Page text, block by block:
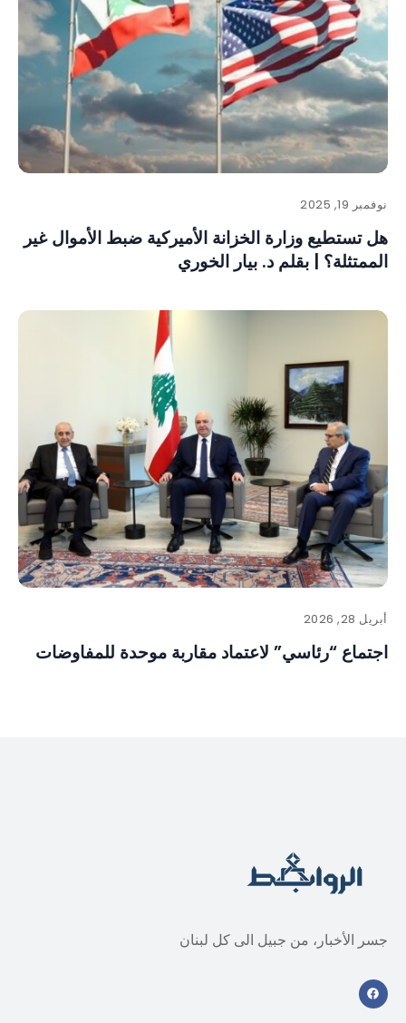
نوفمبر 19, 2025
هل تستطيع وزارة الخزانة الأميركية ضبط الأموال غير
الممتثلة؟ | بقلم د. بيار الخوري
أبريل 28, 2026
اجتماع “رئاسي” لاعتماد مقاربة موحدة للمفاوضات
جسر الأخبار، من جبيل الى كل لبنان